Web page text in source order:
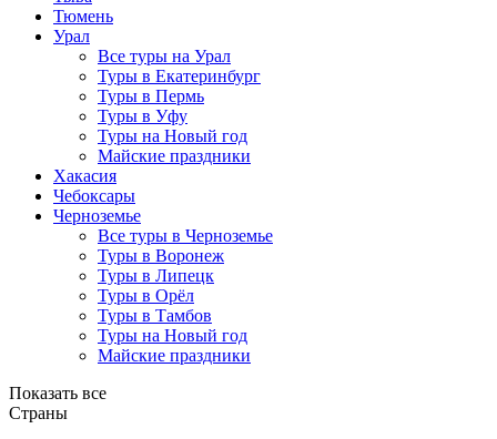
Тюмень
Урал
Все туры на Урал
Туры в Екатеринбург
Туры в Пермь
Туры в Уфу
Туры на Новый год
Майские праздники
Хакасия
Чебоксары
Черноземье
Все туры в Черноземье
Туры в Воронеж
Туры в Липецк
Туры в Орёл
Туры в Тамбов
Туры на Новый год
Майские праздники
Показать все
Страны